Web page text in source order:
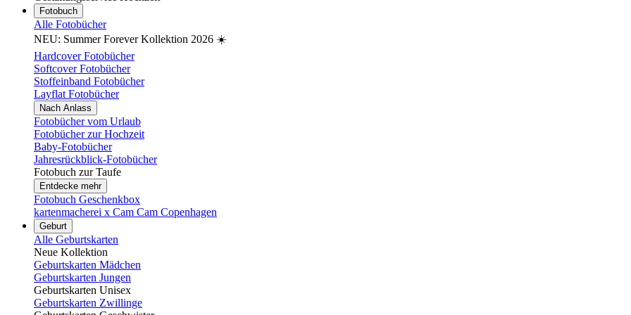
Fotobuch
Alle Fotobücher
NEU: Summer Forever Kollektion 2026 ☀️
Hardcover Fotobücher
Softcover Fotobücher
Stoffeinband Fotobücher
Layflat Fotobücher
Nach Anlass
Fotobücher vom Urlaub
Fotobücher zur Hochzeit
Baby-Fotobücher
Jahresrückblick-Fotobücher
Fotobuch zur Taufe
Entdecke mehr
Fotobuch Geschenkbox
kartenmacherei x Cam Cam Copenhagen
Geburt
Alle Geburtskarten
Neue Kollektion
Geburtskarten Mädchen
Geburtskarten Jungen
Geburtskarten Unisex
Geburtskarten Zwillinge